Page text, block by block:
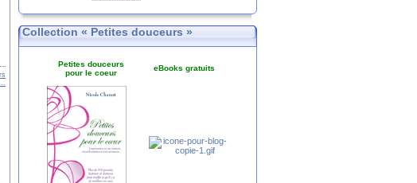
…
Collection « Petites douceurs »
Petites douceurs
pour le coeur
eBooks gratuits